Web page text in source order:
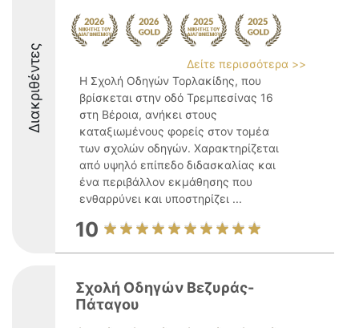
Διακριθέντες
Δείτε περισσότερα >>
Η Σχολή Οδηγών Τορλακίδης, που
βρίσκεται στην οδό Τρεμπεσίνας 16
στη Βέροια, ανήκει στους
καταξιωμένους φορείς στον τομέα
των σχολών οδηγών. Χαρακτηρίζεται
από υψηλό επίπεδο διδασκαλίας και
ένα περιβάλλον εκμάθησης που
ενθαρρύνει και υποστηρίζει ...
10
Σχολή Οδηγών Βεζυράς-
Πάταγου